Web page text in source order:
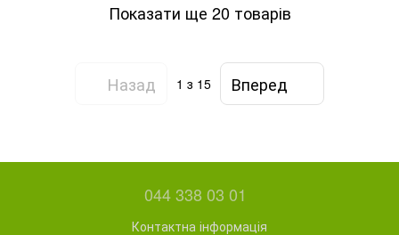
Показати ще 20 товарів
Назад 1 з 15 Вперед
044 338 03 01
Контактна інформація